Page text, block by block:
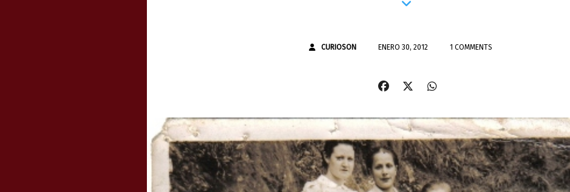
CURIOSON ENERO 30, 2012 1 COMMENTS